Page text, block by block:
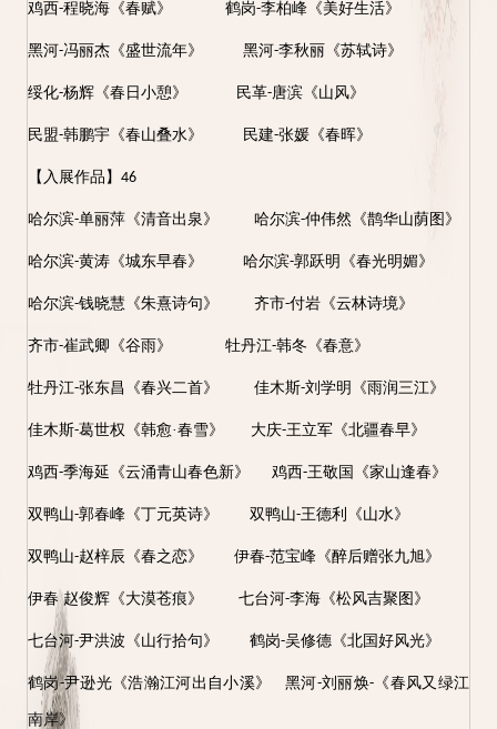
鸡西-程晓海《春赋》 鹤岗-李柏峰《美好生活》
黑河-冯丽杰《盛世流年》 黑河-李秋丽《苏轼诗》
绥化-杨辉《春日小憩》 民革-唐滨《山风》
民盟-韩鹏宇《春山叠水》 民建-张媛《春晖》
【入展作品】 46
哈尔滨-单丽萍《清音出泉》 哈尔滨-仲伟然《鹊华山荫图》
哈尔滨-黄涛《城东早春》 哈尔滨-郭跃明《春光明媚》
哈尔滨-钱晓慧《朱熹诗句》 齐市-付岩《云林诗境》
齐市-崔武卿《谷雨》 牡丹江-韩冬《春意》
牡丹江-张东昌《春兴二首》 佳木斯-刘学明《雨润三江》
佳木斯-葛世权《韩愈·春雪》 大庆-王立军《北疆春早》
鸡西-季海延《云涌青山春色新》 鸡西-王敬国《家山逢春》
双鸭山-郭春峰《丁元英诗》 双鸭山-王德利《山水》
双鸭山-赵梓辰《春之恋》 伊春-范宝峰《醉后赠张九旭》
伊春 赵俊辉《大漠苍痕》 七台河-李海《松风吉聚图》
七台河-尹洪波《山行拾句》 鹤岗-吴修德《北国好风光》
鹤岗-尹逊光《浩瀚江河出自小溪》 黑河-刘丽焕- 《春风又绿江
南岸》